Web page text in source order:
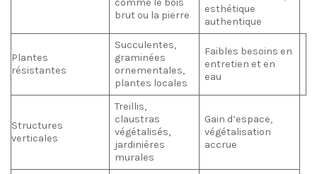
comme le bois
brut ou la pierre
esthétique
authentique
Plantes
résistantes
Succulentes,
graminées
ornementales,
plantes locales
Faibles besoins en
entretien et en
eau
Structures
verticales
Treillis,
claustras
végétalisés,
jardinières
murales
Gain d’espace,
végétalisation
accrue